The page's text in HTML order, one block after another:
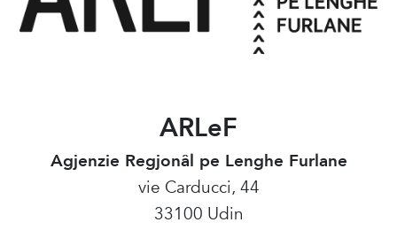
ARLeF
Agjenzie Regjonâl pe Lenghe Furlane
vie Carducci, 44
33100 Udin